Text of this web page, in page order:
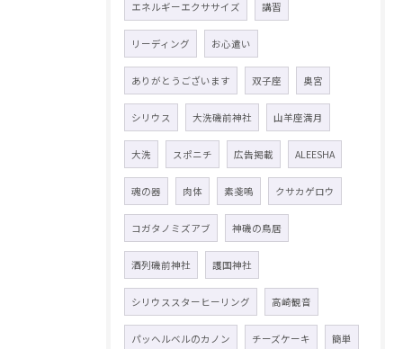
エネルギーエクササイズ 講習
リーディング お心遣い
ありがとうございます 双子座 奥宮
シリウス 大洗磯前神社 山羊座満月
大洗 スポニチ 広告掲載 ALEESHA
魂の器 肉体 素戔嗚 クサカゲロウ
コガタノミズアブ 神磯の鳥居
酒列磯前神社 護国神社
シリウススターヒーリング 高崎観音
パッヘルベルのカノン チーズケーキ 簡単